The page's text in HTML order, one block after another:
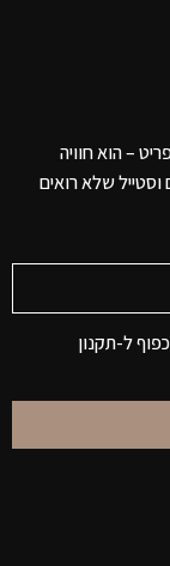
– הוא חוויה
וסטייל שלא רואים
ל-תקנון